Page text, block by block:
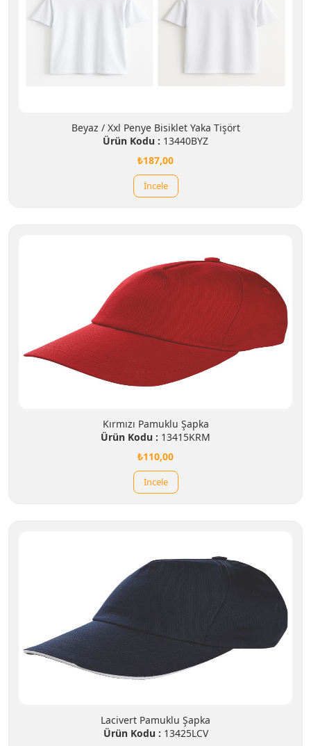
Beyaz / Xxl Penye Bisiklet Yaka Tişört
Ürün Kodu : 13440BYZ
₺187,00
İncele
Kırmızı Pamuklu Şapka
Ürün Kodu : 13415KRM
₺110,00
İncele
Lacivert Pamuklu Şapka
Ürün Kodu : 13425LCV